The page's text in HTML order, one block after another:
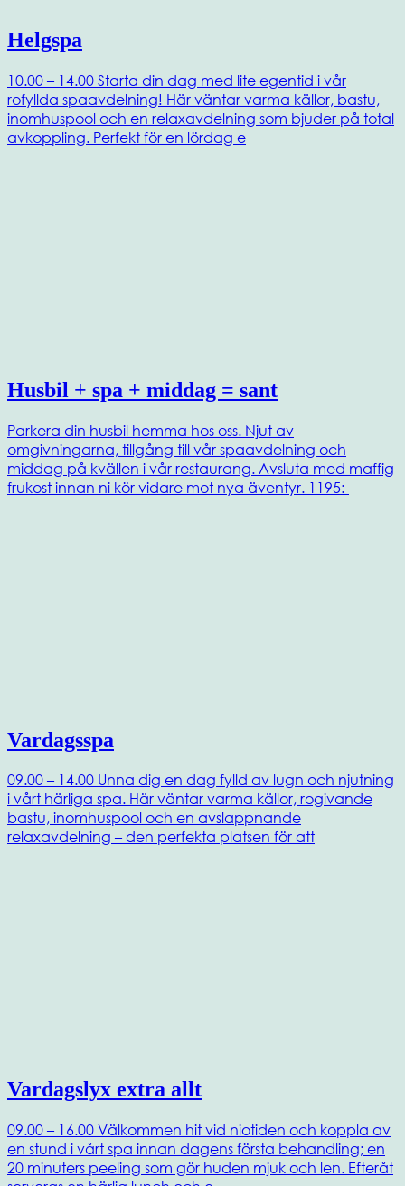
Helgspa
10.00 – 14.00 Starta din dag med lite egentid i vår
rofyllda spaavdelning! Här väntar varma källor, bastu,
inomhuspool och en relaxavdelning som bjuder på total
avkoppling. Perfekt för en lördag e
Husbil + spa + middag = sant
Parkera din husbil hemma hos oss. Njut av
omgivningarna, tillgång till vår spaavdelning och
middag på kvällen i vår restaurang. Avsluta med maffig
frukost innan ni kör vidare mot nya äventyr. 1195:-
Vardagsspa
09.00 – 14.00 Unna dig en dag fylld av lugn och njutning
i vårt härliga spa. Här väntar varma källor, rogivande
bastu, inomhuspool och en avslappnande
relaxavdelning – den perfekta platsen för att
Vardagslyx extra allt
09.00 – 16.00 Välkommen hit vid niotiden och koppla av
en stund i vårt spa innan dagens första behandling; en
20 minuters peeling som gör huden mjuk och len. Efteråt